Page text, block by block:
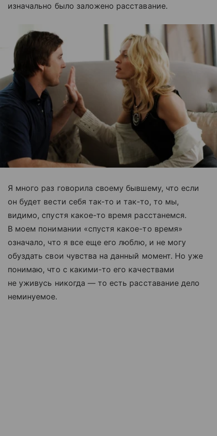
изначально было заложено расставание.
Я много раз говорила своему бывшему, что если
он будет вести себя так-то и так-то, то мы,
видимо, спустя какое-то время расстанемся.
В моем понимании «спустя какое-то время»
означало, что я все еще его люблю, и не могу
обуздать свои чувства на данный момент. Но уже
понимаю, что с какими-то его качествами
не уживусь никогда — то есть расставание дело
неминуемое.